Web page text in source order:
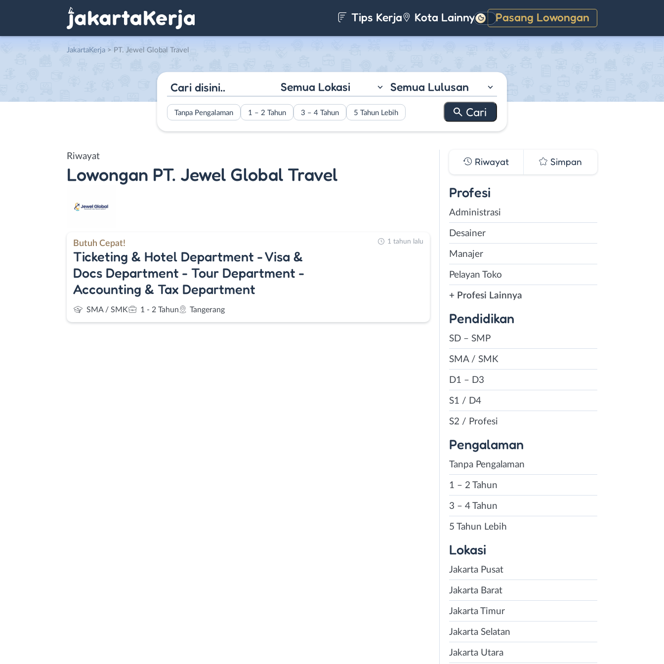
Tips Kerja Kota Lainnya Pasang Lowongan
Gelap
JakartaKerja > PT. Jewel Global Travel
Semua Lokasi Semua Lulusan
Tanpa Pengalaman 1 – 2 Tahun 3 – 4 Tahun 5 Tahun Lebih
Riwayat
Lowongan PT. Jewel Global Travel
Butuh Cepat!
Ticketing & Hotel Department - Visa &
Docs Department - Tour Department -
Accounting & Tax Department
SMA / SMK 1 - 2 Tahun Tangerang
1 tahun lalu
Riwayat Simpan
Profesi
Administrasi
Desainer
Manajer
Pelayan Toko
+ Profesi Lainnya
Pendidikan
SD – SMP
SMA / SMK
D1 – D3
S1 / D4
S2 / Profesi
Pengalaman
Tanpa Pengalaman
1 – 2 Tahun
3 – 4 Tahun
5 Tahun Lebih
Lokasi
Jakarta Pusat
Jakarta Barat
Jakarta Timur
Jakarta Selatan
Jakarta Utara